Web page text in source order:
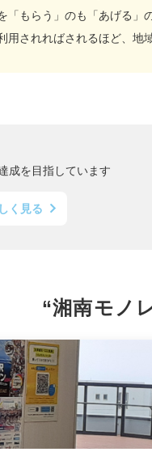
「もらう」のも「あげる」
用されればされるほど、地
成を目指しています
く見る
“湘南モノ